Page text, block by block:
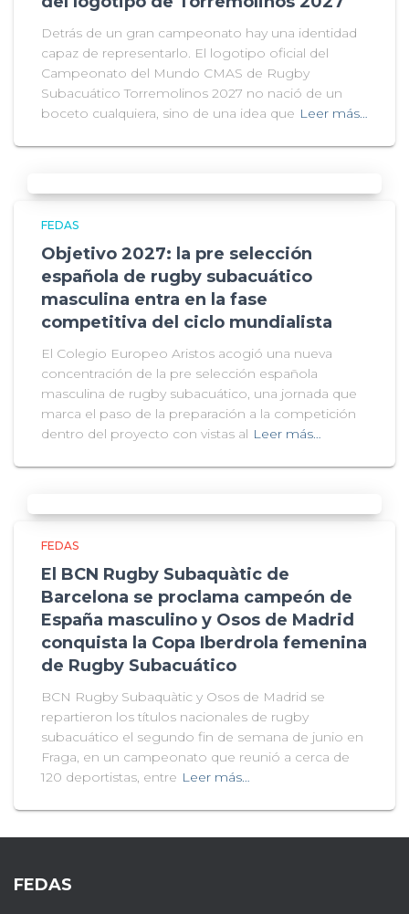
Detrás de un gran campeonato hay una identidad
capaz de representarlo. El logotipo oficial del
Campeonato del Mundo CMAS de Rugby
Subacuático Torremolinos 2027 no nació de un
boceto cualquiera, sino de una idea que Leer más…
FEDAS
Objetivo 2027: la pre selección
española de rugby subacuático
masculina entra en la fase
competitiva del ciclo mundialista
El Colegio Europeo Aristos acogió una nueva
concentración de la pre selección española
masculina de rugby subacuático, una jornada que
marca el paso de la preparación a la competición
dentro del proyecto con vistas al Leer más…
FEDAS
El BCN Rugby Subaquàtic de
Barcelona se proclama campeón de
España masculino y Osos de Madrid
conquista la Copa Iberdrola femenina
de Rugby Subacuático
BCN Rugby Subaquàtic y Osos de Madrid se
repartieron los títulos nacionales de rugby
subacuático el segundo fin de semana de junio en
Fraga, en un campeonato que reunió a cerca de
120 deportistas, entre Leer más…
FEDAS